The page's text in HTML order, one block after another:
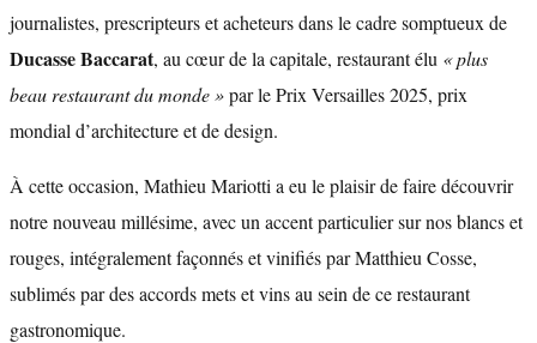
journalistes, prescripteurs et acheteurs dans le cadre somptueux de
Ducasse Baccarat, au cœur de la capitale, restaurant élu « plus
beau restaurant du monde »par le Prix Versailles 2025, prix
mondial d’architecture et de design.
À cette occasion, Mathieu Mariotti a eu le plaisir de faire découvrir
notre nouveau millésime, avec un accent particulier sur nos blancs et
rouges, intégralement façonnés et vinifiés par Matthieu Cosse,
sublimés par des accords mets et vins au sein de ce restaurant
gastronomique.